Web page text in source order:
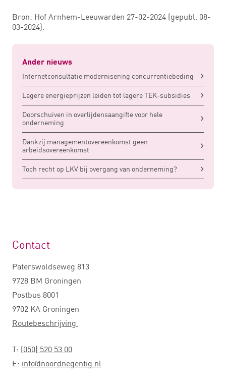
Bron: Hof Arnhem-Leeuwarden 27-02-2024 (gepubl. 08-
03-2024).
Ander nieuws
Internetconsultatie modernisering concurrentiebeding
Lagere energieprijzen leiden tot lagere TEK-subsidies
Doorschuiven in overlijdensaangifte voor hele
onderneming
Dankzij managementovereenkomst geen
arbeidsovereenkomst
Toch recht op LKV bij overgang van onderneming?
Contact
Paterswoldseweg 813
9728 BM Groningen
Postbus 8001
9702 KA Groningen
Routebeschrijving
T: (050) 520 53 00
E: info@noordnegentig.nl